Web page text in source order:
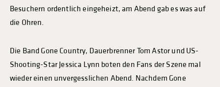
Besuchern ordentlich eingeheizt, am Abend gab es was auf
die Ohren.
Die Band Gone Country, Dauerbrenner Tom Astor und US-
Shooting-Star Jessica Lynn boten den Fans der Szene mal
wieder einen unvergesslichen Abend. Nachdem Gone